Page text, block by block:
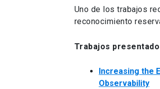
Uno de los trabajos
reconocimiento
Trabajos
Increasing the
Observability